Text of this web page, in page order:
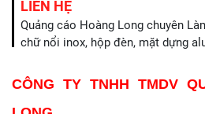
LIÊN HỆ
Quảng cáo Hoàng Long chuyên
chữ nổi inox, hộp đèn, mặt dựng
CÔNG TY TNHH TMDV